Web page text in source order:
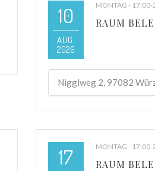
10
AUG.
2026
MONTAG -
RAUM
Nigglweg 2, 97082
17 MONTAG -
RAUM